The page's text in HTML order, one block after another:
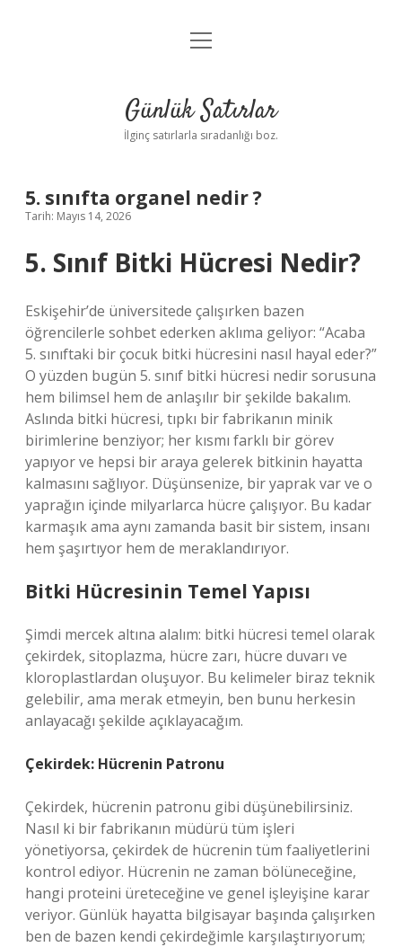
Anasayfa
Yasal Uyarı
menüyü
Günlük Satırlar
İlginç satırlarla sıradanlığı boz.
5. sınıfta organel nedir ?
Tarih: Mayıs 14, 2026
5. Sınıf Bitki Hücresi Nedir?
Eskişehir’de üniversitede çalışırken bazen
öğrencilerle sohbet ederken aklıma geliyor: “Acaba
5. sınıftaki bir çocuk bitki hücresini nasıl hayal eder?”
O yüzden bugün 5. sınıf bitki hücresi nedir sorusuna
hem bilimsel hem de anlaşılır bir şekilde bakalım.
Aslında bitki hücresi, tıpkı bir fabrikanın minik
birimlerine benziyor; her kısmı farklı bir görev
yapıyor ve hepsi bir araya gelerek bitkinin hayatta
kalmasını sağlıyor. Düşünsenize, bir yaprak var ve o
yaprağın içinde milyarlarca hücre çalışıyor. Bu kadar
karmaşık ama aynı zamanda basit bir sistem, insanı
hem şaşırtıyor hem de meraklandırıyor.
Bitki Hücresinin Temel Yapısı
Şimdi mercek altına alalım: bitki hücresi temel olarak
çekirdek, sitoplazma, hücre zarı, hücre duvarı ve
kloroplastlardan oluşuyor. Bu kelimeler biraz teknik
gelebilir, ama merak etmeyin, ben bunu herkesin
anlayacağı şekilde açıklayacağım.
Çekirdek: Hücrenin Patronu
Çekirdek, hücrenin patronu gibi düşünebilirsiniz.
Nasıl ki bir fabrikanın müdürü tüm işleri
yönetiyorsa, çekirdek de hücrenin tüm faaliyetlerini
kontrol ediyor. Hücrenin ne zaman bölüneceğine,
hangi proteini üreteceğine ve genel işleyişine karar
veriyor. Günlük hayatta bilgisayar başında çalışırken
ben de bazen kendi çekirdeğimle karşılaştırıyorum;